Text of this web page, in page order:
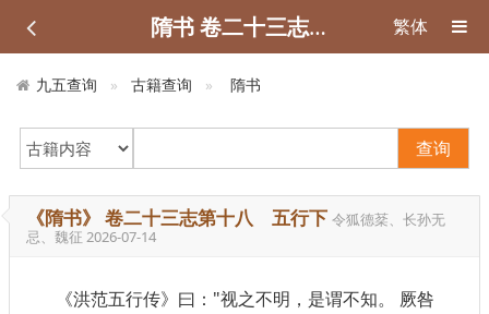
隋书 卷二十三志第十八 五行下 繁体
九五查询 古籍查询 隋书
查询
《隋书》 卷二十三志第十八 五行下 令狐德棻、长孙无
忌、魏征 2026-07-14
《洪范五行传》曰："视之不明，是谓不知。 厥咎